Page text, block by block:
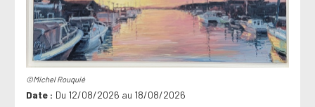
©Michel Rouquié
Date
Du 12/08/2026 au 18/08/2026